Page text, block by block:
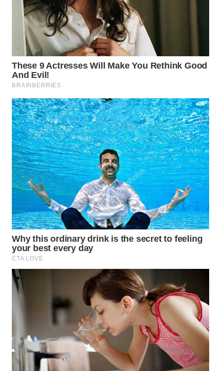
WN
KEPULAUAN
SERIBU
TANGERANG
WN
BINJAI
WN
CIREBON
WN
INDRAMAYU
WN
KUNINGAN
WN
MAJALENGKA
SUBANG
WN
PURWAKARTA